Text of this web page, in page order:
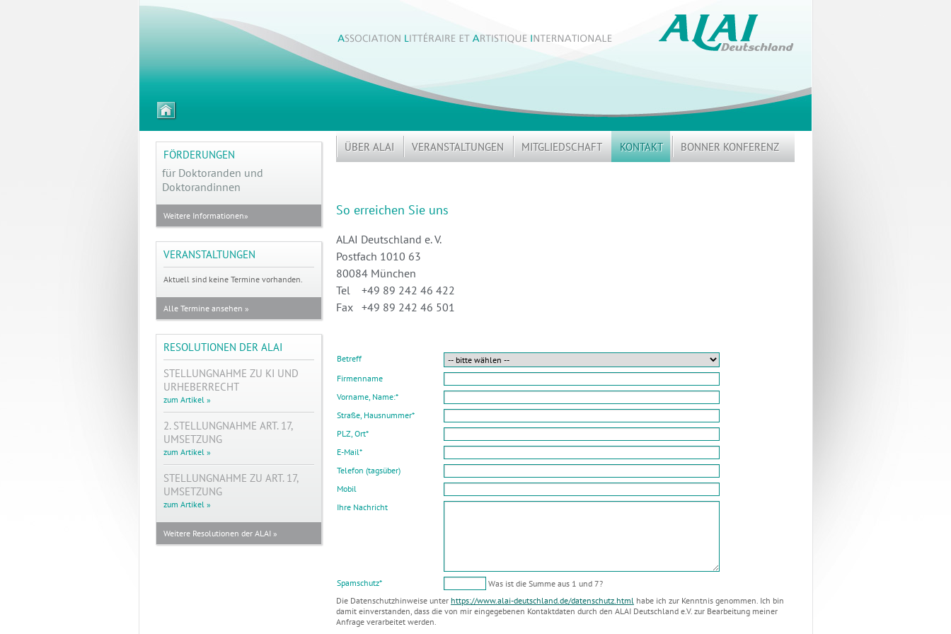
Startseite
FÖRDERUNGEN
für Doktoranden und
Doktorandinnen
Weitere Informationen»
VERANSTALTUNGEN
Aktuell sind keine Termine vorhanden.
Alle Termine ansehen »
RESOLUTIONEN DER ALAI
STELLUNGNAHME ZU KI UND
URHEBERRECHT
zum Artikel »
2. STELLUNGNAHME ART. 17,
UMSETZUNG
zum Artikel »
STELLUNGNAHME ZU ART. 17,
UMSETZUNG
zum Artikel »
Weitere Resolutionen der ALAI »
ÜBER ALAI VERANSTALTUNGEN MITGLIEDSCHAFT KONTAKT BONNER KONFERENZ
So erreichen Sie uns
ALAI Deutschland e. V.
Postfach 1010 63
80084 München
Tel +49 89 242 46 422
Fax +49 89 242 46 501
Betreff
Firmenname
Vorname, Name:*
Straße, Hausnummer*
PLZ, Ort*
E-Mail*
Telefon (tagsüber)
Mobil
Ihre Nachricht
Spamschutz*
Was ist die Summe aus 1 und 7?
Die Datenschutzhinweise unter https://www.alai-deutschland.de/datenschutz.html habe ich zur Kenntnis genommen. Ich bin
damit einverstanden, dass die von mir eingegebenen Kontaktdaten durch den ALAI Deutschland e.V. zur Bearbeitung meiner
Anfrage verarbeitet werden.